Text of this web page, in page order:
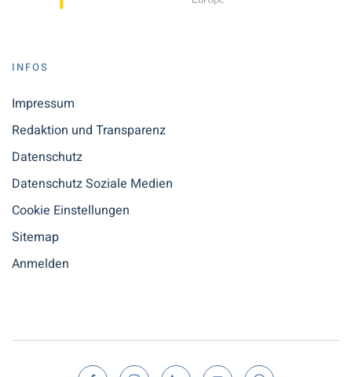
INFOS
Impressum
Redaktion und Transparenz
Datenschutz
Datenschutz Soziale Medien
Cookie Einstellungen
Sitemap
Anmelden